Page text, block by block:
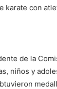
karate con
de la
niños y